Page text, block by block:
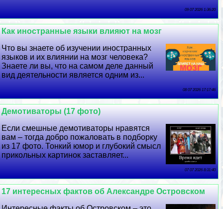
09 07 2026 1:36:20
Как иностранные языки влияют на мозг
Что вы знаете об изучении иностранных
языков и их влиянии на мозг человека?
Знаете ли вы, что на самом деле данный
вид деятельности является одним из...
08 07 2026 17:17:46
Демотиваторы (17 фото)
Если смешные демотиваторы нравятся
вам – тогда добро пожаловать в подборку
из 17 фото. Тонкий юмор и глубокий смысл
прикольных картинок заставляет...
07 07 2026 8:31:40
17 интересных фактов об Александре Островском